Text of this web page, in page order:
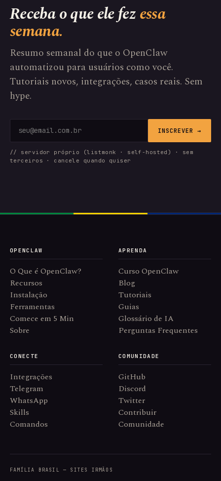
Receba o que ele fezessa
semana.
Resumo semanal do que o OpenClaw
automatizou para usuários como você.
Tutoriais novos, integrações, casos reais. Sem
hype.
INSCREVER →
// servidor próprio (listmonk · self-hosted) · sem
terceiros · cancele quando quiser
OPENCLAW
O Que é OpenClaw?
Recursos
Instalação
Ferramentas
Comece em 5 Min
Sobre
APRENDA
Curso OpenClaw
Blog
Tutoriais
Guias
Glossário de IA
Perguntas Frequentes
CONECTE
Integrações
Telegram
WhatsApp
Skills
Comandos
COMUNIDADE
GitHub
Discord
Twitter
Contribuir
Comunidade
FAMÍLIA BRASIL — SITES IRMÃOS